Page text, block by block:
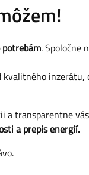
. Spoločne
a transparentne
a prepis energií.